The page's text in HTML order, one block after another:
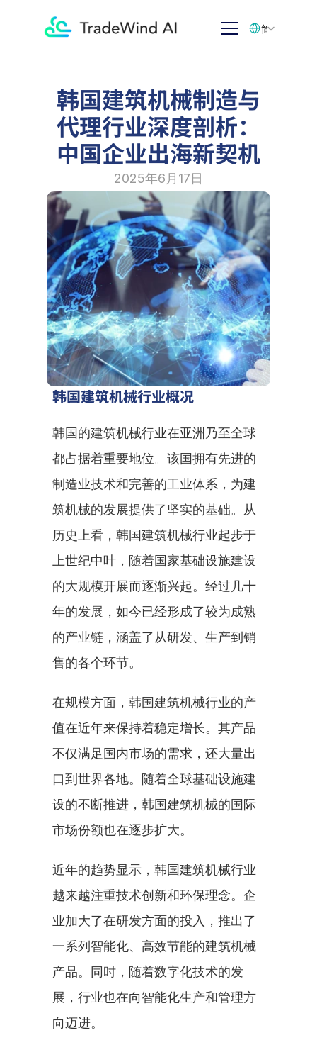
韩国建筑机械制造与
代理行业深度剖析：
中国企业出海新契机
2025年6月17日
韩国建筑机械行业概况
韩国的建筑机械行业在亚洲乃至全球
都占据着重要地位。该国拥有先进的
制造业技术和完善的工业体系，为建
筑机械的发展提供了坚实的基础。从
历史上看，韩国建筑机械行业起步于
上世纪中叶，随着国家基础设施建设
的大规模开展而逐渐兴起。经过几十
年的发展，如今已经形成了较为成熟
的产业链，涵盖了从研发、生产到销
售的各个环节。
在规模方面，韩国建筑机械行业的产
值在近年来保持着稳定增长。其产品
不仅满足国内市场的需求，还大量出
口到世界各地。随着全球基础设施建
设的不断推进，韩国建筑机械的国际
市场份额也在逐步扩大。
近年的趋势显示，韩国建筑机械行业
越来越注重技术创新和环保理念。企
业加大了在研发方面的投入，推出了
一系列智能化、高效节能的建筑机械
产品。同时，随着数字化技术的发
展，行业也在向智能化生产和管理方
向迈进。
简体中文